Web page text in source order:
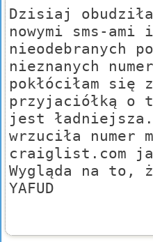
Dzisiaj
nowymi sms-ami
nieodebranych
nieznanych
pokłóciłam się
przyjaciółką o
jest
wrzuciła numer
craiglist.com
Wygląda na to,
YAFUD